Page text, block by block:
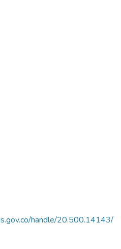
handle/20.500.14143/